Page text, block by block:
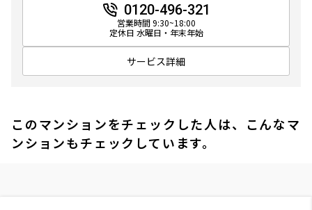
0120-496-321
営業時間 9:30~18:00
定休日 水曜日・年末年始
サービス詳細
このマンションをチェックした人は、こんなマ
ンションもチェックしています。